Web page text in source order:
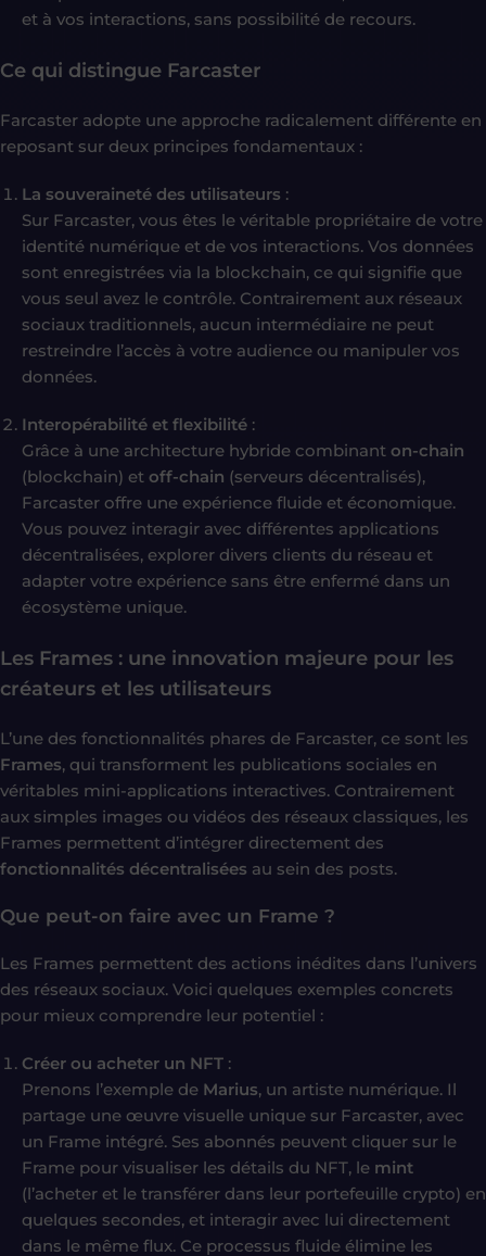
et à vos interactions, sans possibilité de recours.
Ce qui distingue Farcaster
Farcaster adopte une approche radicalement différente en
reposant sur deux principes fondamentaux :
La souveraineté des utilisateurs :
Sur Farcaster, vous êtes le véritable propriétaire de votre
identité numérique et de vos interactions. Vos données
sont enregistrées via la blockchain, ce qui signifie que
vous seul avez le contrôle. Contrairement aux réseaux
sociaux traditionnels, aucun intermédiaire ne peut
restreindre l’accès à votre audience ou manipuler vos
données.
Interopérabilité et flexibilité :
Grâce à une architecture hybride combinant on-chain
(blockchain) et off-chain (serveurs décentralisés),
Farcaster offre une expérience fluide et économique.
Vous pouvez interagir avec différentes applications
décentralisées, explorer divers clients du réseau et
adapter votre expérience sans être enfermé dans un
écosystème unique.
Les Frames : une innovation majeure pour les
créateurs et les utilisateurs
L’une des fonctionnalités phares de Farcaster, ce sont les
Frames, qui transforment les publications sociales en
véritables mini-applications interactives. Contrairement
aux simples images ou vidéos des réseaux classiques, les
Frames permettent d’intégrer directement des
fonctionnalités décentralisées au sein des posts.
Que peut-on faire avec un Frame ?
Les Frames permettent des actions inédites dans l’univers
des réseaux sociaux. Voici quelques exemples concrets
pour mieux comprendre leur potentiel :
Créer ou acheter un NFT :
Prenons l’exemple de Marius, un artiste numérique. Il
partage une œuvre visuelle unique sur Farcaster, avec
un Frame intégré. Ses abonnés peuvent cliquer sur le
Frame pour visualiser les détails du NFT, le mint
(l’acheter et le transférer dans leur portefeuille crypto) en
quelques secondes, et interagir avec lui directement
dans le même flux. Ce processus fluide élimine les